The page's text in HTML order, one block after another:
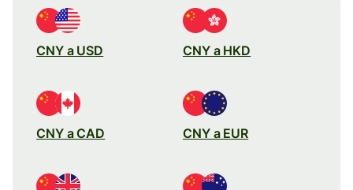
CNY a USD CNY a HKD
CNY a CAD CNY a EUR